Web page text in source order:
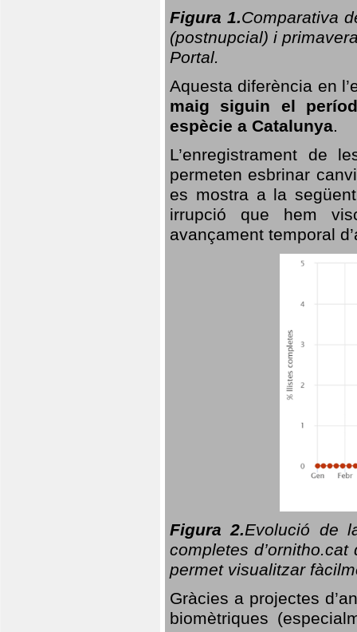
Figura 1.Comparativa
(postnupcial) i
Portal.
Aquesta diferència en
maig siguin el
espècie a Catalunya.
L’enregistrament de
permeten esbrinar
es mostra a la
irrupció que hem
avançament temporal
Figura 2.Evolució de
completes
permet visualitzar
Gràcies a projectes
biomètriques